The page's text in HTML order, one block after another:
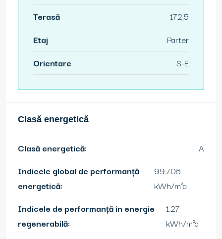
Terasă
172,5
Etaj
Parter
Orientare
S-E
Clasă energetică
Clasă energetică:
A
Indicele global de performanță
energetică:
99,706
kWh/m²a
Indicele de performanță în energie
regenerabilă:
1.27
kWh/m²a